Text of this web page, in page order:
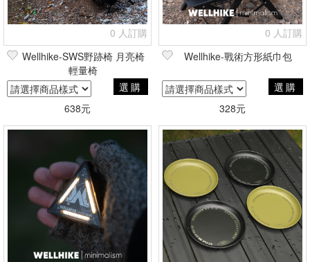
0 人訂購
Wellhike-SWS野跡椅 月亮椅
輕量椅
選購
638元
0 人訂購
Wellhike-戰術方形紙巾包
選購
328元